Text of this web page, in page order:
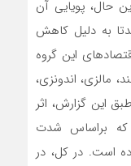
حال، پویایی آن
که عمدتا به دلیل کاهش
این گروه
مالزی، اندونزی،
این گزارش، اثر
که براساس شدت
است. در کل، در